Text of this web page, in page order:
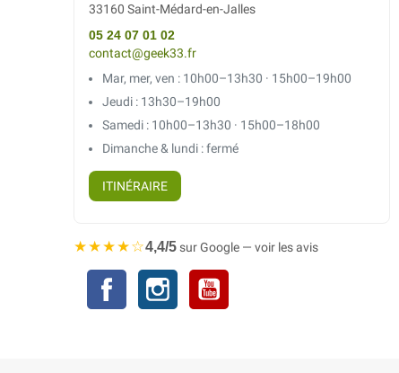
33160 Saint-Médard-en-Jalles
05 24 07 01 02
contact@geek33.fr
Mar, mer, ven : 10h00–13h30 · 15h00–19h00
Jeudi : 13h30–19h00
Samedi : 10h00–13h30 · 15h00–18h00
Dimanche & lundi : fermé
ITINÉRAIRE
★★★★☆4,4/5sur Google — voir les avis
Facebook Instagram